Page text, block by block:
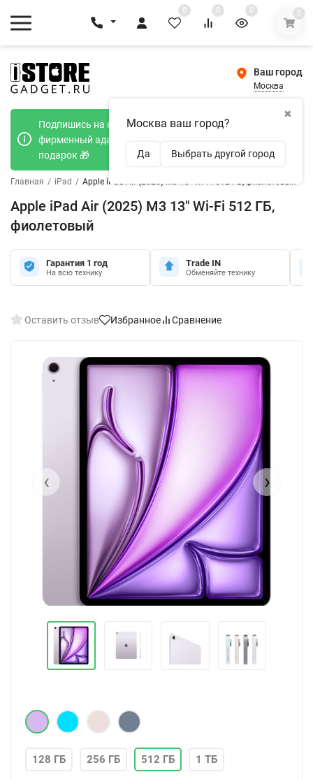
0 0 0 0
Ваш город
Москва
✖
Москва ваш город?
Да Выбрать другой город
Подпишись на наш телеграмм канал и получи
фирменный адаптер Type-C 20W при покупке в
подарок 🎁
Главная / iPad / Apple iPad Air (2025) M3 13" Wi-Fi 512 ГБ, фиолетовый
Apple iPad Air (2025) M3 13" Wi-Fi 512 ГБ,
фиолетовый
Гарантия 1 год
На всю технику
Trade IN
Обменяйте технику
Оставить отзыв Избранное Сравнение
‹ ›
128 ГБ 256 ГБ 512 ГБ 1 ТБ